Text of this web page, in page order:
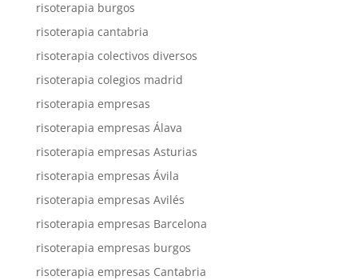
risoterapia burgos
risoterapia cantabria
risoterapia colectivos diversos
risoterapia colegios madrid
risoterapia empresas
risoterapia empresas Álava
risoterapia empresas Asturias
risoterapia empresas Ávila
risoterapia empresas Avilés
risoterapia empresas Barcelona
risoterapia empresas burgos
risoterapia empresas Cantabria